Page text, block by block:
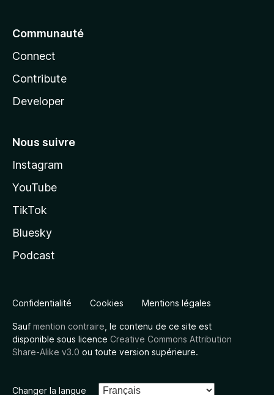
Communauté
Connect
Contribute
Developer
Nous suivre
Instagram
YouTube
TikTok
Bluesky
Podcast
Confidentialité Cookies Mentions légales
Sauf mention contraire , le contenu de ce site est
disponible sous licence Creative Commons Attribution
Share-Alike v3.0 ou toute version supérieure.
Changer la langue